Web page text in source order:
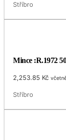
Stříbro
Mince :R.1972
2,253.85 Kč
Stříbro